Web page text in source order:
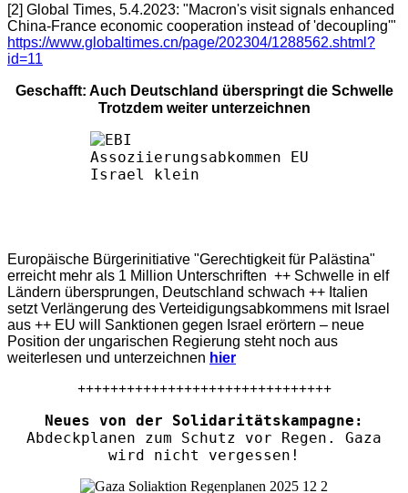
[2] Global Times, 5.4.2023: "Macron's visit signals enhanced
China-France economic cooperation instead of 'decoupling'"
https://www.globaltimes.cn/page/202304/1288562.shtml?
id=11
Geschafft: Auch Deutschland überspringt die Schwelle
Trotzdem weiter unterzeichnen
Europäische Bürgerinitiative "Gerechtigkeit für Palästina"
erreicht mehr als 1 Million Unterschriften ++ Schwelle in elf
Ländern übersprungen, Deutschland schwach ++ Italien
setzt Verlängerung des Verteidigungsabkommens mit Israel
aus ++ EU will Sanktionen gegen Israel erörtern – neue
Position der ungarischen Regierung steht noch aus
weiterlesen und unterzeichnen hier
+++++++++++++++++++++++++++++++
Neues von der Solidaritätskampagne:
Abdeckplanen zum Schutz vor Regen. Gaza
wird nicht vergessen!